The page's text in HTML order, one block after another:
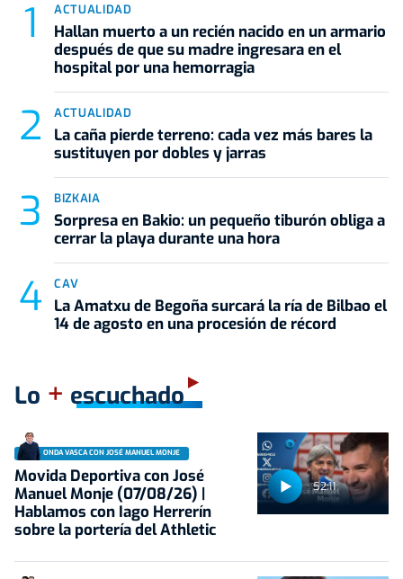
ACTUALIDAD
Hallan muerto a un recién nacido en un armario
después de que su madre ingresara en el
hospital por una hemorragia
ACTUALIDAD
La caña pierde terreno: cada vez más bares la
sustituyen por dobles y jarras
BIZKAIA
Sorpresa en Bakio: un pequeño tiburón obliga a
cerrar la playa durante una hora
CAV
La Amatxu de Begoña surcará la ría de Bilbao el
14 de agosto en una procesión de récord
Lo + escuchado
52:11
ONDA VASCA CON JOSÉ MANUEL MONJE
Movida Deportiva con José
Manuel Monje (07/08/26) |
Hablamos con Iago Herrerín
sobre la portería del Athletic